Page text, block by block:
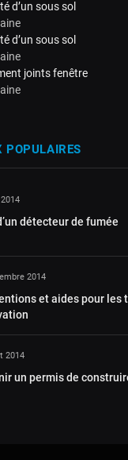
d’un sous sol
d’un sous sol
joints fenêtre
POPULAIRES
détecteur de fumée
2014
et aides pour les
2014
un permis de